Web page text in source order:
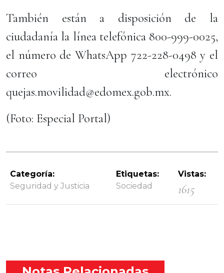
También están a disposición de la
ciudadanía la línea telefónica 800-999-0025,
el número de WhatsApp 722-228-0498 y el
correo electrónico
quejas.movilidad@edomex.gob.mx.
(Foto: Especial Portal)
Categoría:
Seguridad y Justicia
Etiquetas:
Sociedad
Vistas:
1615